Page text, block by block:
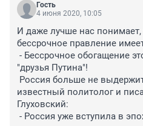
Гость
4 июня 2020, 10:05
И даже лучше нас понимает,
бессрочное правление
- Бессрочное обогащение
"друзья Путина"!
Россия больше не
известный политолог и
Глуховский:
- Россия уже вступила в